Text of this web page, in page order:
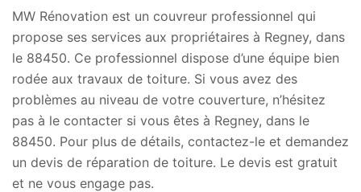
MW Rénovation est un couvreur professionnel qui
propose ses services aux propriétaires à Regney, dans
le 88450. Ce professionnel dispose d’une équipe bien
rodée aux travaux de toiture. Si vous avez des
problèmes au niveau de votre couverture, n’hésitez
pas à le contacter si vous êtes à Regney, dans le
88450. Pour plus de détails, contactez-le et demandez
un devis de réparation de toiture. Le devis est gratuit
et ne vous engage pas.